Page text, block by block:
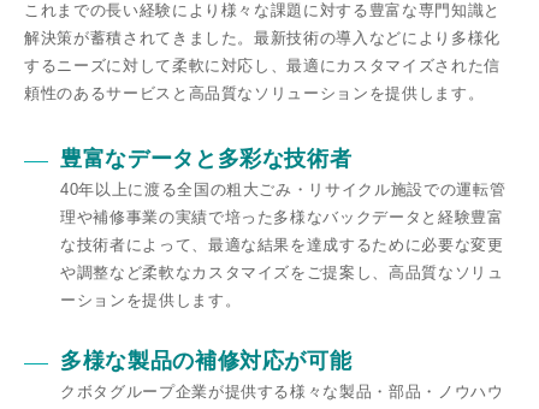
これまでの⻑い経験により様々な課題に対する豊富な専⾨知識と
解決策が蓄積されてきました。最新技術の導⼊などにより多様化
するニーズに対して柔軟に対応し、最適にカスタマイズされた信
頼性のあるサービスと⾼品質なソリューションを提供します。
豊富なデータと多彩な技術者
40年以上に渡る全国の粗⼤ごみ・リサイクル施設での運転管
理や補修事業の実績で培った多様なバックデータと経験豊富
な技術者によって、最適な結果を達成するために必要な変更
や調整など柔軟なカスタマイズをご提案し、⾼品質なソリュ
ーションを提供します。
多様な製品の補修対応が可能
クボタグループ企業が提供する様々な製品・部品・ノウハウ